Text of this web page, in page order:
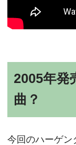
2005年発
曲？
今回のハーゲン